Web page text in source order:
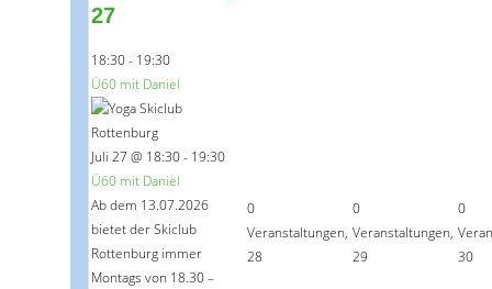
27
18:30- 19:30
Ü60 mit Daniel
Juli 27 @ 18:30- 19:30
Ü60 mit Daniel
Ab dem 13.07.2026
bietet der Skiclub
Rottenburg immer
Montags von 18.30 –
0
Veranstaltungen,
28
0
Veranstaltungen,
29
0
30